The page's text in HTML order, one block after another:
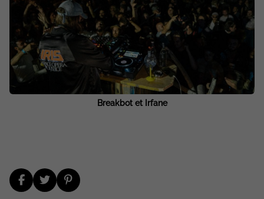
Breakbot et Irfane